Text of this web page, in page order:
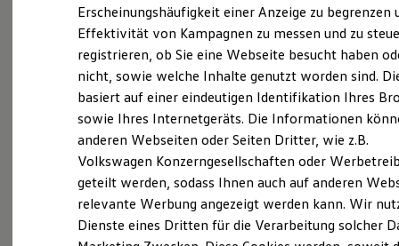
Ladezeitensimulator
Batterie
Sicherheit
Garantie und Lebensdauer
Nachhaltigkeit
Technologie
Kosten und Kauf
Verbrauchskosten
Kaufoptionen
E-Auto-Förderung
Software und Konnektivität
Die ID. Software 6
ID. Software Versionen und Updates
Digitale Extras
Schnittstellen zu Ihrem ID.
Ältere Volkswagen haben einen anderen
Servicebedarf als neue Fahrzeuge. Der Economy
Service ist speziell für Volkswagen Modelle
entwickelt worden, die älter als vier Jahre sind. Er
bietet Ihnen ein vielfältiges Leistungsspektrum mit
zeitwertgerechtem Service und hoher
Ersatzteilqualität. Die Leistungen sind durch
Fachwissen, Volkswagen Teile und langjährige
Erfahrung genau auf Ihr Fahrzeug abgestimmt und
decken nahezu alle Services ab. Die Preise sind
speziell auf das Alter Ihres Fahrzeugs ausgelegt. Bei
Erscheinungshäufigkeit einer Anzeige zu begrenzen
Effektivität von Kampagnen zu messen und zu
registrieren, ob Sie eine Webseite besucht haben
nicht, sowie welche Inhalte genutzt worden sind.
basiert auf einer eindeutigen Identifikation Ihres
sowie Ihres Internetgeräts. Die Informationen
anderen Webseiten oder Seiten Dritter, wie z.B.
Volkswagen Konzerngesellschaften oder
geteilt werden, sodass Ihnen auch auf anderen
relevante Werbung angezeigt werden kann. Wir
Dienste eines Dritten für die Verarbeitung solcher